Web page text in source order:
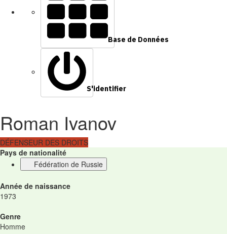
Base de Données
S'identifier
Roman Ivanov
DÉFENSEUR DES DROITS
Pays de nationalité
Fédération de Russie
Année de naissance
1973
Genre
Homme